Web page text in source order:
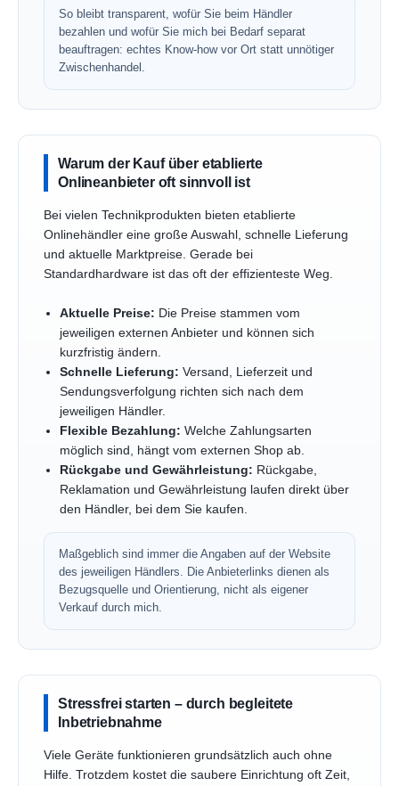
So bleibt transparent, wofür Sie beim Händler
bezahlen und wofür Sie mich bei Bedarf separat
beauftragen: echtes Know-how vor Ort statt unnötiger
Zwischenhandel.
Warum der Kauf über etablierte
Onlineanbieter oft sinnvoll ist
Bei vielen Technikprodukten bieten etablierte
Onlinehändler eine große Auswahl, schnelle Lieferung
und aktuelle Marktpreise. Gerade bei
Standardhardware ist das oft der effizienteste Weg.
Aktuelle Preise: Die Preise stammen vom
jeweiligen externen Anbieter und können sich
kurzfristig ändern.
Schnelle Lieferung: Versand, Lieferzeit und
Sendungsverfolgung richten sich nach dem
jeweiligen Händler.
Flexible Bezahlung: Welche Zahlungsarten
möglich sind, hängt vom externen Shop ab.
Rückgabe und Gewährleistung: Rückgabe,
Reklamation und Gewährleistung laufen direkt über
den Händler, bei dem Sie kaufen.
Maßgeblich sind immer die Angaben auf der Website
des jeweiligen Händlers. Die Anbieterlinks dienen als
Bezugsquelle und Orientierung, nicht als eigener
Verkauf durch mich.
Stressfrei starten – durch begleitete
Inbetriebnahme
Viele Geräte funktionieren grundsätzlich auch ohne
Hilfe. Trotzdem kostet die saubere Einrichtung oft Zeit,